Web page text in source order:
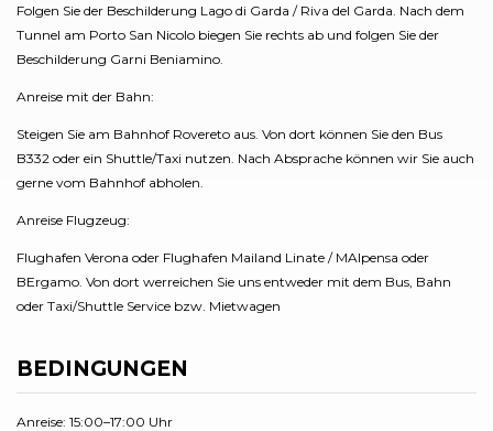
Folgen Sie der Beschilderung Lago di Garda / Riva del Garda. Nach dem
Tunnel am Porto San Nicolo biegen Sie rechts ab und folgen Sie der
Beschilderung Garni Beniamino.
Anreise mit der Bahn:
Steigen Sie am Bahnhof Rovereto aus. Von dort können Sie den Bus
B332 oder ein Shuttle/Taxi nutzen. Nach Absprache können wir Sie auch
gerne vom Bahnhof abholen.
Anreise Flugzeug:
Flughafen Verona oder Flughafen Mailand Linate / MAlpensa oder
BErgamo. Von dort werreichen Sie uns entweder mit dem Bus, Bahn
oder Taxi/Shuttle Service bzw. Mietwagen
BEDINGUNGEN
Anreise: 15:00–17:00 Uhr